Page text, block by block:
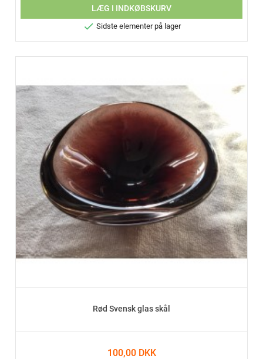
LÆG I INDKØBSKURV
 Sidste elementer på lager
Rød Svensk glas skål
100,00 DKK